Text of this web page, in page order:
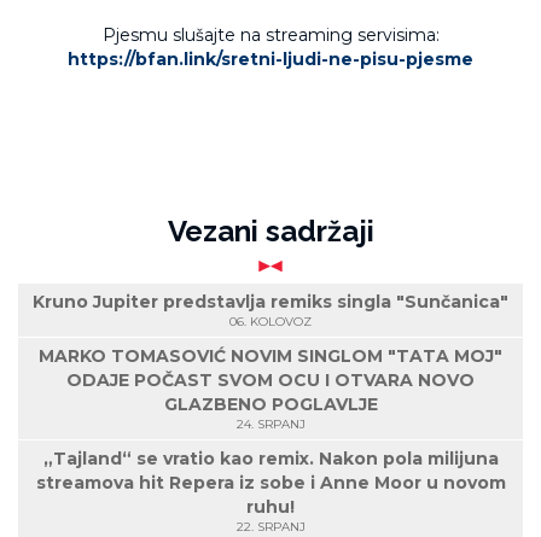
Pjesmu slušajte na streaming servisima:
https://bfan.link/sretni-ljudi-ne-pisu-pjesme
Vezani sadržaji
Kruno Jupiter predstavlja remiks singla "Sunčanica"
06. KOLOVOZ
MARKO TOMASOVIĆ NOVIM SINGLOM "TATA MOJ"
ODAJE POČAST SVOM OCU I OTVARA NOVO
GLAZBENO POGLAVLJE
24. SRPANJ
„Tajland“ se vratio kao remix. Nakon pola milijuna
streamova hit Repera iz sobe i Anne Moor u novom
ruhu!
22. SRPANJ